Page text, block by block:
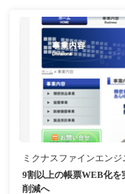
ミクナスファインエン
9割以上の帳票WEB化を
削減へ